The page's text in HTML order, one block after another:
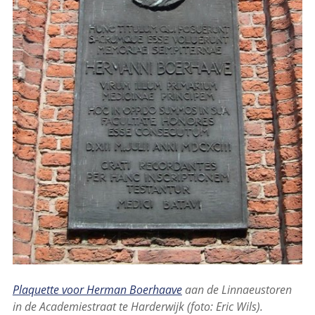
Plaquette voor Herman Boerhaaveaan de Linnaeustoren
in de Academiestraat te Harderwijk (foto: Eric Wils).